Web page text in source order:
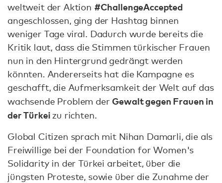
weltweit der Aktion #ChallengeAccepted
angeschlossen, ging der Hashtag binnen
weniger Tage viral. Dadurch wurde bereits die
Kritik laut, dass die Stimmen türkischer Frauen
nun in den Hintergrund gedrängt werden
könnten. Andererseits hat die Kampagne es
geschafft, die Aufmerksamkeit der Welt auf das
wachsende Problem derGewalt gegen Frauen in
der Türkei zu richten.
Global Citizen sprach mit Nihan Damarli, die als
Freiwillige bei der Foundation for Women's
Solidarity in der Türkei arbeitet, über die
jüngsten Proteste, sowie über die Zunahme der